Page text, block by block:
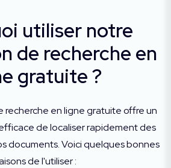
utiliser notre
de recherche en
gratuite ?
recherche en ligne gratuite offre un
de localiser rapidement des
documents. Voici quelques bonnes
de l'utiliser :